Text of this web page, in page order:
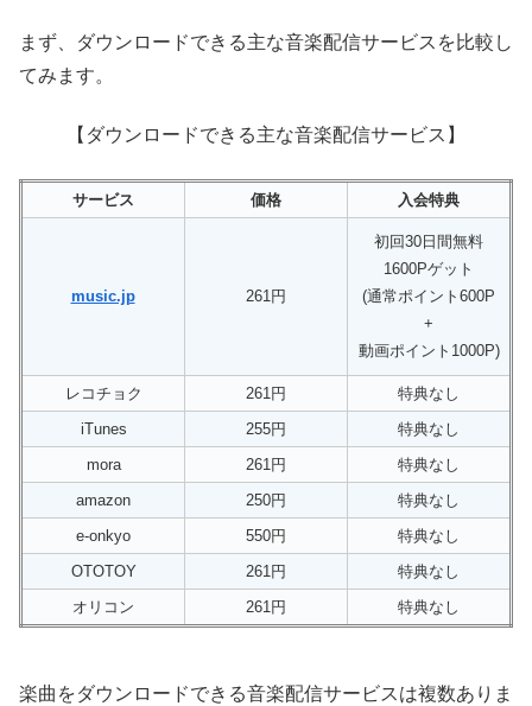
まず、ダウンロードできる主な音楽配信サービスを比較し
てみます。
【ダウンロードできる主な音楽配信サービス】
サービス 価格 入会特典
music.jp 261円
初回30日間無料
1600Pゲット
(通常ポイント600P
+
動画ポイント1000P)
レコチョク 261円
特典なし
iTunes
255円
特典なし
mora
261円
特典なし
amazon
250円
特典なし
e-onkyo
550円
特典なし
OTOTOY
261円
特典なし
オリコン
261円 特典なし
楽曲をダウンロードできる音楽配信サービスは複数ありま